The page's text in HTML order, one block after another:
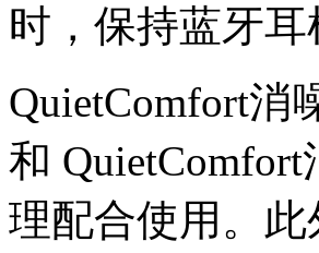
时，保持蓝牙
QuietComfort消
和
理配合使用。此